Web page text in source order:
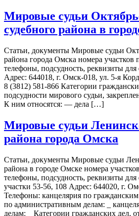
Мировые судьи
судебного района в
Статьи, документы Мировые судьи
района города Омска номера участков
телефоны, подсудность, реквизиты
Адрес: 644018, г. Омск-018, ул. 5-я
8 (3812) 581-866 Категории
подсудности мирового судьи,
К ним относятся: — дела […]
Мировые судьи
района города Омска
Статьи, документы Мировые судьи
района в городе Омске номера
телефоны, подсудность, реквизиты
участки 53-56, 108 Адрес: 644020, г.
Телефоны: канцелярия по
по административным делам: _
делам: _ Категории гражданских дел,